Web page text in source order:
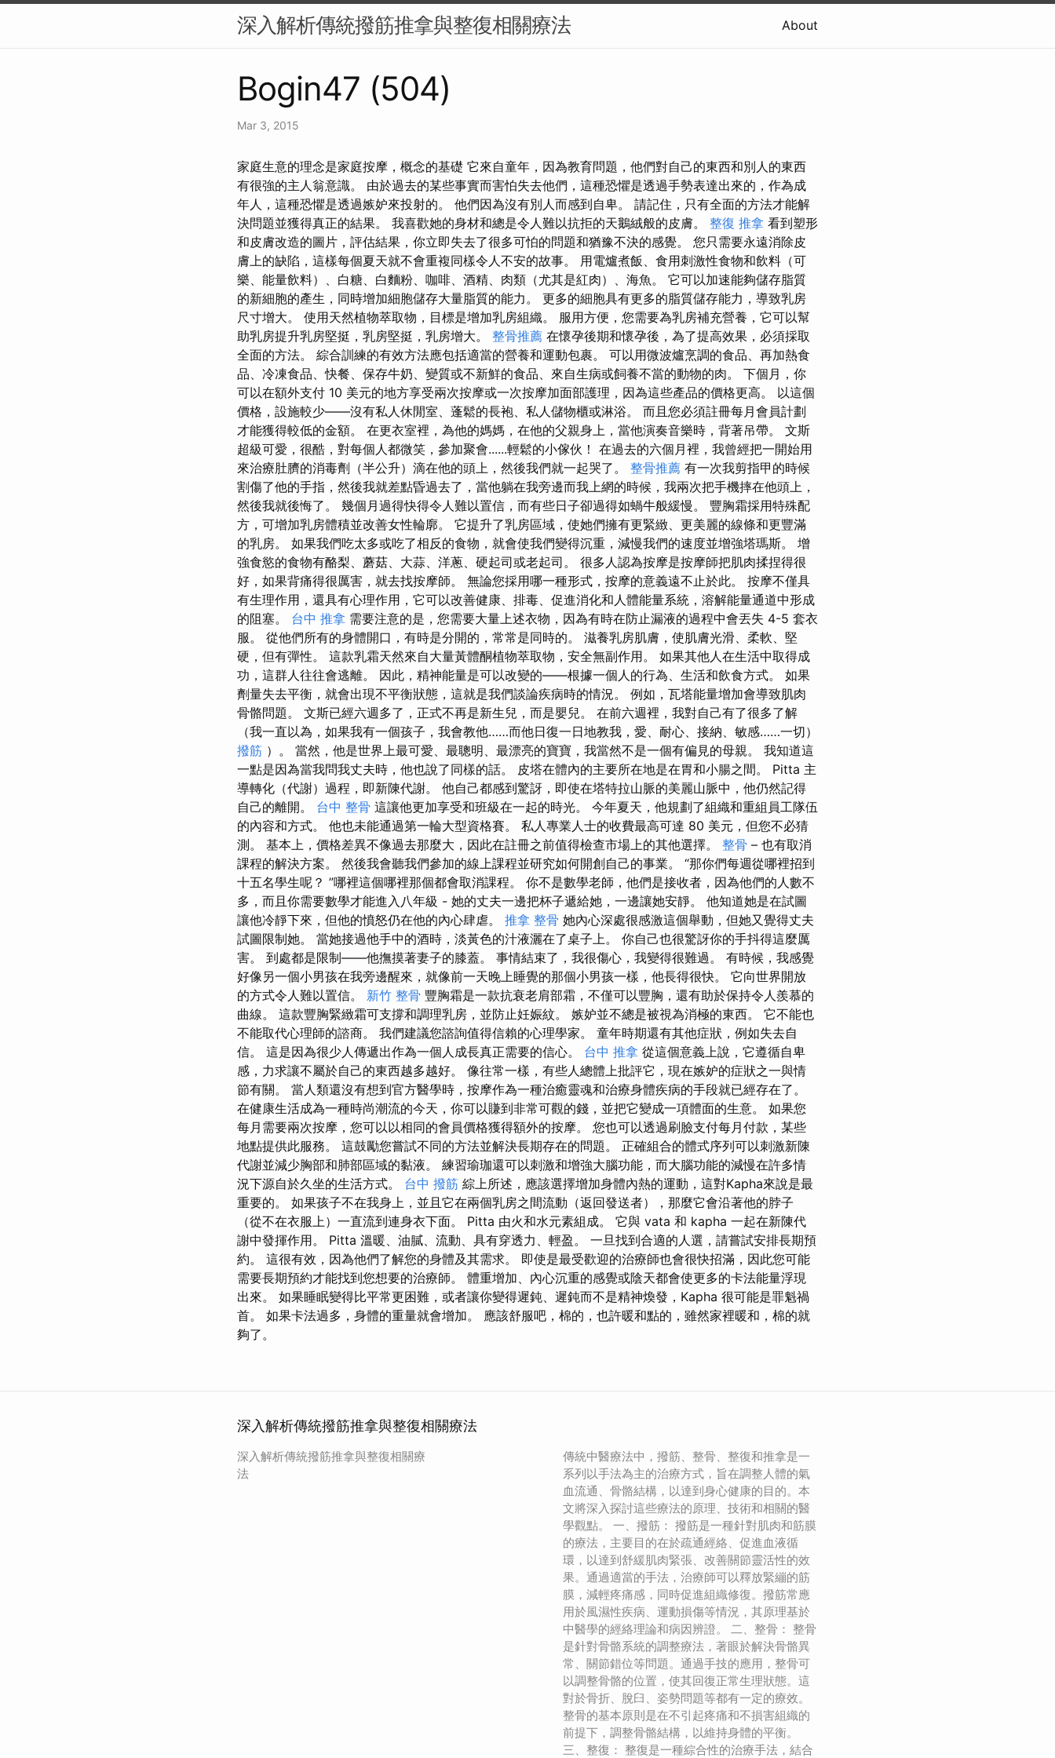
深入解析傳統撥筋推拿與整復相關療法 About
Bogin47 (504)
Mar 3, 2015
家庭生意的理念是家庭按摩，概念的基礎 它來自童年，因為教育問題，他們對自己的東西和別人的東西
有很強的主人翁意識。 由於過去的某些事實而害怕失去他們，這種恐懼是透過手勢表達出來的，作為成
年人，這種恐懼是透過嫉妒來投射的。 他們因為沒有別人而感到自卑。 請記住，只有全面的方法才能解
決問題並獲得真正的結果。 我喜歡她的身材和總是令人難以抗拒的天鵝絨般的皮膚。 整復 推拿 看到塑形
和皮膚改造的圖片，評估結果，你立即失去了很多可怕的問題和猶豫不決的感覺。 您只需要永遠消除皮
膚上的缺陷，這樣每個夏天就不會重複同樣令人不安的故事。 用電爐煮飯、食用刺激性食物和飲料（可
樂、能量飲料）、白糖、白麵粉、咖啡、酒精、肉類（尤其是紅肉）、海魚。 它可以加速能夠儲存脂質
的新細胞的產生，同時增加細胞儲存大量脂質的能力。 更多的細胞具有更多的脂質儲存能力，導致乳房
尺寸增大。 使用天然植物萃取物，目標是增加乳房組織。 服用方便，您需要為乳房補充營養，它可以幫
助乳房提升乳房堅挺，乳房堅挺，乳房增大。 整骨推薦 在懷孕後期和懷孕後，為了提高效果，必須採取
全面的方法。 綜合訓練的有效方法應包括適當的營養和運動包裹。 可以用微波爐烹調的食品、再加熱食
品、冷凍食品、快餐、保存牛奶、變質或不新鮮的食品、來自生病或飼養不當的動物的肉。 下個月，你
可以在額外支付 10 美元的地方享受兩次按摩或一次按摩加面部護理，因為這些產品的價格更高。 以這個
價格，設施較少——沒有私人休閒室、蓬鬆的長袍、私人儲物櫃或淋浴。 而且您必須註冊每月會員計劃
才能獲得較低的金額。 在更衣室裡，為他的媽媽，在他的父親身上，當他演奏音樂時，背著吊帶。 文斯
超級可愛，很酷，對每個人都微笑，參加聚會......輕鬆的小傢伙！ 在過去的六個月裡，我曾經把一開始用
來治療肚臍的消毒劑（半公升）滴在他的頭上，然後我們就一起哭了。 整骨推薦 有一次我剪指甲的時候
割傷了他的手指，然後我就差點昏過去了，當他躺在我旁邊而我上網的時候，我兩次把手機摔在他頭上，
然後我就後悔了。 幾個月過得快得令人難以置信，而有些日子卻過得如蝸牛般緩慢。 豐胸霜採用特殊配
方，可增加乳房體積並改善女性輪廓。 它提升了乳房區域，使她們擁有更緊緻、更美麗的線條和更豐滿
的乳房。 如果我們吃太多或吃了相反的食物，就會使我們變得沉重，減慢我們的速度並增強塔瑪斯。 增
強食慾的食物有酪梨、蘑菇、大蒜、洋蔥、硬起司或老起司。 很多人認為按摩是按摩師把肌肉揉捏得很
好，如果背痛得很厲害，就去找按摩師。 無論您採用哪一種形式，按摩的意義遠不止於此。 按摩不僅具
有生理作用，還具有心理作用，它可以改善健康、排毒、促進消化和人體能量系統，溶解能量通道中形成
的阻塞。 台中 推拿 需要注意的是，您需要大量上述衣物，因為有時在防止漏液的過程中會丟失 4-5 套衣
服。 從他們所有的身體開口，有時是分開的，常常是同時的。 滋養乳房肌膚，使肌膚光滑、柔軟、堅
硬，但有彈性。 這款乳霜天然來自大量黃體酮植物萃取物，安全無副作用。 如果其他人在生活中取得成
功，這群人往往會逃離。 因此，精神能量是可以改變的——根據一個人的行為、生活和飲食方式。 如果
劑量失去平衡，就會出現不平衡狀態，這就是我們談論疾病時的情況。 例如，瓦塔能量增加會導致肌肉
骨骼問題。 文斯已經六週多了，正式不再是新生兒，而是嬰兒。 在前六週裡，我對自己有了很多了解
（我一直以為，如果我有一個孩子，我會教他……而他日復一日地教我，愛、耐心、接納、敏感……一切）
撥筋 ）。 當然，他是世界上最可愛、最聰明、最漂亮的寶寶，我當然不是一個有偏見的母親。 我知道這
一點是因為當我問我丈夫時，他也說了同樣的話。 皮塔在體內的主要所在地是在胃和小腸之間。 Pitta 主
導轉化（代謝）過程，即新陳代謝。 他自己都感到驚訝，即使在塔特拉山脈的美麗山脈中，他仍然記得
自己的離開。 台中 整骨 這讓他更加享受和班級在一起的時光。 今年夏天，他規劃了組織和重組員工隊伍
的內容和方式。 他也未能通過第一輪大型資格賽。 私人專業人士的收費最高可達 80 美元，但您不必猜
測。 基本上，價格差異不像過去那麼大，因此在註冊之前值得檢查市場上的其他選擇。 整骨 – 也有取消
課程的解決方案。 然後我會聽我們參加的線上課程並研究如何開創自己的事業。 “那你們每週從哪裡招到
十五名學生呢？ ”哪裡這個哪裡那個都會取消課程。 你不是數學老師，他們是接收者，因為他們的人數不
多，而且你需要數學才能進入八年級 - 她的丈夫一邊把杯子遞給她，一邊讓她安靜。 他知道她是在試圖
讓他冷靜下來，但他的憤怒仍在他的內心肆虐。 推拿 整骨 她內心深處很感激這個舉動，但她又覺得丈夫
試圖限制她。 當她接過他手中的酒時，淡黃色的汁液灑在了桌子上。 你自己也很驚訝你的手抖得這麼厲
害。 到處都是限制——他撫摸著妻子的膝蓋。 事情結束了，我很傷心，我變得很難過。 有時候，我感覺
好像另一個小男孩在我旁邊醒來，就像前一天晚上睡覺的那個小男孩一樣，他長得很快。 它向世界開放
的方式令人難以置信。 新竹 整骨 豐胸霜是一款抗衰老肩部霜，不僅可以豐胸，還有助​​於保持令人羨慕的
曲線。 這款豐胸緊緻霜可支撐和調理乳房，並防止妊娠紋。 嫉妒並不總是被視為消極的東西。 它不能也
不能取代心理師的諮商。 我們建議您諮詢值得信賴的心理學家。 童年時期還有其他症狀，例如失去自
信。 這是因為很少人傳遞出作為一個人成長真正需要的信心。 台中 推拿 從這個意義上說，它遵循自卑
感，力求讓不屬於自己的東西越多越好。 像往常一樣，有些人總體上批評它，現在嫉妒的症狀之一與情
節有關。 當人類還沒有想到官方醫學時，按摩作為一種治癒靈魂和治療身體疾病的手段就已經存在了。
在健康生活成為一種時尚潮流的今天，你可以賺到非常可觀的錢，並把它變成一項體面的生意。 如果您
每月需要兩次按摩，您可以以相同的會員價格獲得額外的按摩。 您也可以透過刷臉支付每月付款，某些
地點提供此服務。 這鼓勵您嘗試不同的方法並解決長期存在的問題。 正確組合的體式序列可以刺激新陳
代謝並減少胸部和肺部區域的黏液。 練習瑜珈還可以刺激和增強大腦功能，而大腦功能的減慢在許多情
況下源自於久坐的生活方式。 台中 撥筋 綜上所述，應該選擇增加身體內熱的運動，這對Kapha來說是最
重要的。 如果孩子不在我身上，並且它在兩個乳房之間流動（返回發送者），那麼它會沿著他的脖子
（從不在衣服上）一直流到連身衣下面。 Pitta 由火和水元素組成。 它與 vata 和 kapha 一起在新陳代
謝中發揮作用。 Pitta 溫暖、油膩、流動、具有穿透力、輕盈。 一旦找到合適的人選，請嘗試安排長期預
約。 這很有效，因為他們了解您的身體及其需求。 即使是最受歡迎的治療師也會很快招滿，因此您可能
需要長期預約才能找到您想要的治療師。 體重增加、內心沉重的感覺或陰天都會使更多的卡法能量浮現
出來。 如果睡眠變得比平常更困難，或者讓你變得遲鈍、遲鈍而不是精神煥發，Kapha 很可能是罪魁禍
首。 如果卡法過多，身體的重量就會增加。 應該舒服吧，棉的，也許暖和點的，雖然家裡暖和，棉的就
夠了。
深入解析傳統撥筋推拿與整復相關療法
深入解析傳統撥筋推拿與整復相關療
法
傳統中醫療法中，撥筋、整骨、整復和推拿是一
系列以手法為主的治療方式，旨在調整人體的氣
血流通、骨骼結構，以達到身心健康的目的。本
文將深入探討這些療法的原理、技術和相關的醫
學觀點。 一、撥筋： 撥筋是一種針對肌肉和筋膜
的療法，主要目的在於疏通經絡、促進血液循
環，以達到舒緩肌肉緊張、改善關節靈活性的效
果。通過適當的手法，治療師可以釋放緊繃的筋
膜，減輕疼痛感，同時促進組織修復。撥筋常應
用於風濕性疾病、運動損傷等情況，其原理基於
中醫學的經絡理論和病因辨證。 二、整骨： 整骨
是針對骨骼系統的調整療法，著眼於解決骨骼異
常、關節錯位等問題。通過手技的應用，整骨可
以調整骨骼的位置，使其回復正常生理狀態。這
對於骨折、脫臼、姿勢問題等都有一定的療效。
整骨的基本原則是在不引起疼痛和不損害組織的
前提下，調整骨骼結構，以維持身體的平衡。
三、整復： 整復是一種綜合性的治療手法，結合